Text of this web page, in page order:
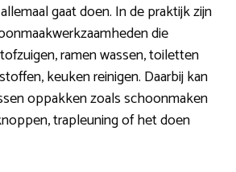
gaat doen. In de praktijk zijn
die
ramen wassen, toiletten
keuken reinigen. Daarbij kan
oppakken zoals schoonmaken
trapleuning of het doen